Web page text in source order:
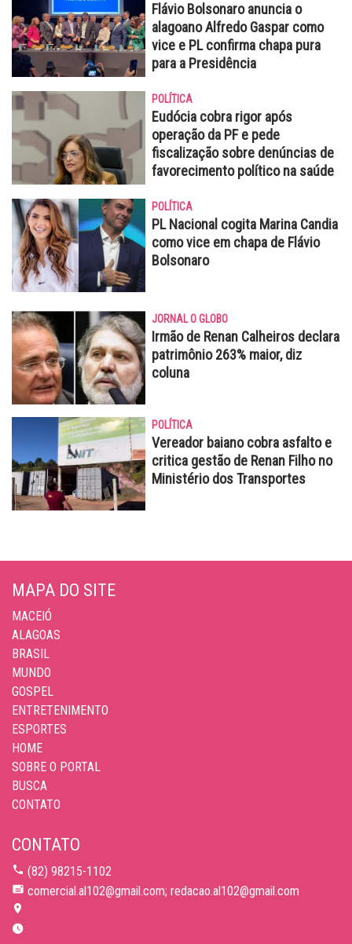
Flávio Bolsonaro anuncia o
alagoano Alfredo Gaspar como
vice e PL confirma chapa pura
para a Presidência
POLÍTICA
Eudócia cobra rigor após
operação da PF e pede
fiscalização sobre denúncias de
favorecimento político na saúde
POLÍTICA
PL Nacional cogita Marina Candia
como vice em chapa de Flávio
Bolsonaro
JORNAL O GLOBO
Irmão de Renan Calheiros declara
patrimônio 263% maior, diz
coluna
POLÍTICA
Vereador baiano cobra asfalto e
critica gestão de Renan Filho no
Ministério dos Transportes
MAPA DO SITE
MACEIÓ
ALAGOAS
BRASIL
MUNDO
GOSPEL
ENTRETENIMENTO
ESPORTES
HOME
SOBRE O PORTAL
BUSCA
CONTATO
CONTATO
(82) 98215-1102
comercial.al102@gmail.com; redacao.al102@gmail.com